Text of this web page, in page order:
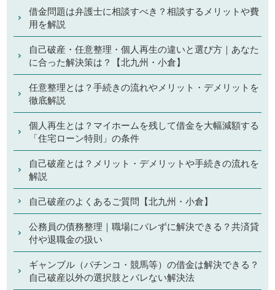
借金問題は弁護士に相談すべき？相談するメリットや費
用を解説
自己破産・任意整理・個人再生の違いと選び方｜あなた
に合った解決策は？【北九州・小倉】
任意整理とは？手続きの流れやメリット・デメリットを
徹底解説
個人再生とは？マイホームを残して借金を大幅減額する
「住宅ローン特則」の条件
自己破産とは？メリット・デメリットや手続きの流れを
解説
自己破産のよくあるご質問【北九州・小倉】
公務員の債務整理｜職場にバレずに解決できる？共済貸
付や退職金の扱い
ギャンブル（パチンコ・競馬等）の借金は解決できる？
自己破産以外の選択肢とバレない解決法